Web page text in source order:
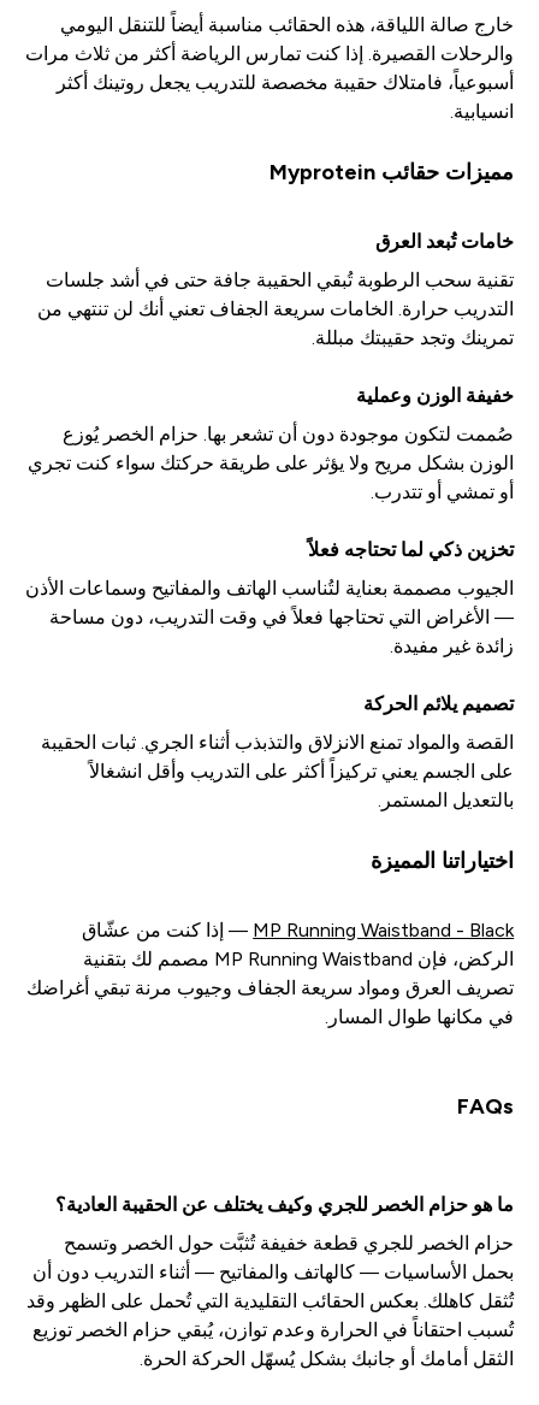
خارج صالة اللياقة، هذه الحقائب مناسبة أيضاً للتنقل اليومي
والرحلات القصيرة. إذا كنت تمارس الرياضة أكثر من ثلاث مرات
أسبوعياً، فامتلاك حقيبة مخصصة للتدريب يجعل روتينك أكثر
انسيابية.
مميزات حقائب Myprotein
خامات تُبعد العرق
تقنية سحب الرطوبة تُبقي الحقيبة جافة حتى في أشد جلسات
التدريب حرارة. الخامات سريعة الجفاف تعني أنك لن تنتهي من
تمرينك وتجد حقيبتك مبللة.
خفيفة الوزن وعملية
صُممت لتكون موجودة دون أن تشعر بها. حزام الخصر يُوزع
الوزن بشكل مريح ولا يؤثر على طريقة حركتك سواء كنت تجري
أو تمشي أو تتدرب.
تخزين ذكي لما تحتاجه فعلاً
الجيوب مصممة بعناية لتُناسب الهاتف والمفاتيح وسماعات الأذن
— الأغراض التي تحتاجها فعلاً في وقت التدريب، دون مساحة
زائدة غير مفيدة.
تصميم يلائم الحركة
القصة والمواد تمنع الانزلاق والتذبذب أثناء الجري. ثبات الحقيبة
على الجسم يعني تركيزاً أكثر على التدريب وأقل انشغالاً
بالتعديل المستمر.
اختياراتنا المميزة
MP Running Waistband - Black — إذا كنت من عشّاق
الركض، فإن MP Running Waistband مصمم لك بتقنية
تصريف العرق ومواد سريعة الجفاف وجيوب مرنة تبقي أغراضك
في مكانها طوال المسار.
FAQs
ما هو حزام الخصر للجري وكيف يختلف عن الحقيبة العادية؟
حزام الخصر للجري قطعة خفيفة تُثبَّت حول الخصر وتسمح
بحمل الأساسيات — كالهاتف والمفاتيح — أثناء التدريب دون أن
تُثقل كاهلك. بعكس الحقائب التقليدية التي تُحمل على الظهر وقد
تُسبب احتقاناً في الحرارة وعدم توازن، يُبقي حزام الخصر توزيع
الثقل أمامك أو جانبك بشكل يُسهّل الحركة الحرة.